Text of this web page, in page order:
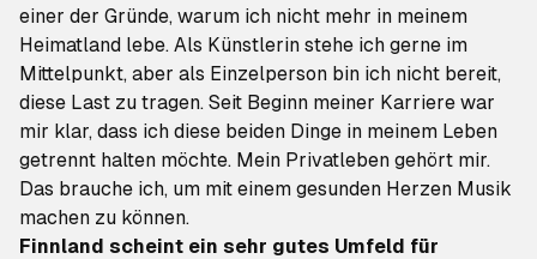
einer der Gründe, warum ich nicht mehr in meinem
Heimatland lebe. Als Künstlerin stehe ich gerne im
Mittelpunkt, aber als Einzelperson bin ich nicht bereit,
diese Last zu tragen. Seit Beginn meiner Karriere war
mir klar, dass ich diese beiden Dinge in meinem Leben
getrennt halten möchte. Mein Privatleben gehört mir.
Das brauche ich, um mit einem gesunden Herzen Musik
machen zu können.
Finnland scheint ein sehr gutes Umfeld für